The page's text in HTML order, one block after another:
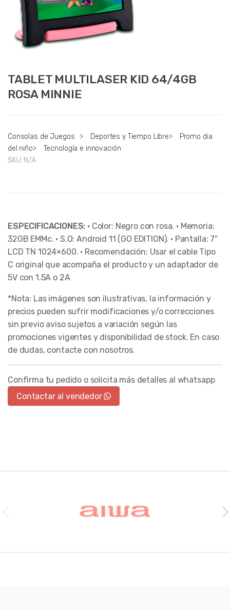
TABLET MULTILASER KID 64/4GB
ROSA MINNIE
Consolas de Juegos > Deportes y Tiempo Libre>
Promo dia
del niño>
Tecnología e innovación
SKU: N/A
ESPECIFICACIONES: • Color: Negro con rosa. • Memoria:
32GB EMMc. • S.O: Android 11 (GO EDITION). • Pantalla: 7″
LCD TN 1024×600. • Recomendación: Usar el cable Tipo
C original que acompaña el producto y un adaptador de
5V con 1.5A o 2A
*Nota: Las imágenes son ilustrativas, la información y
precios pueden sufrir modificaciones y/o correcciones
sin previo aviso sujetos a variación según las
promociones vigentes y disponibilidad de stock. En caso
de dudas, contacte con nosotros.
Confirma tu pedido o solicita más detalles al whatsapp
Contactar al vendedor